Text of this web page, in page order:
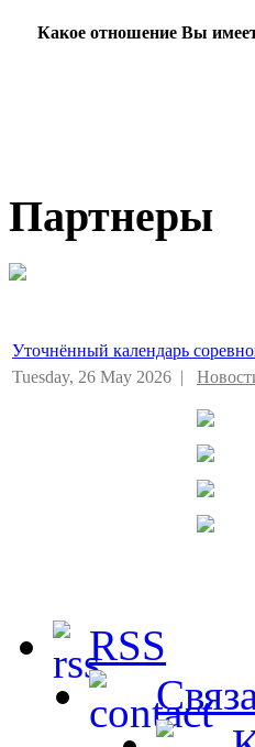
Какое отношение Вы
Партнеры
Уточнённый календарь
Tuesday, 26 May 2026 |
RSS